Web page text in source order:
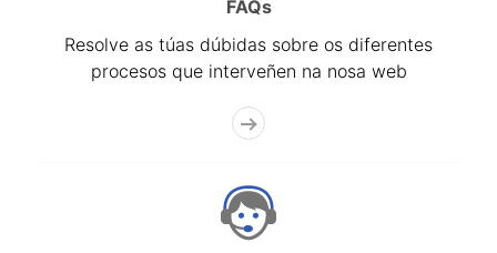
FAQs
Resolve as túas dúbidas sobre os diferentes
procesos que interveñen na nosa web